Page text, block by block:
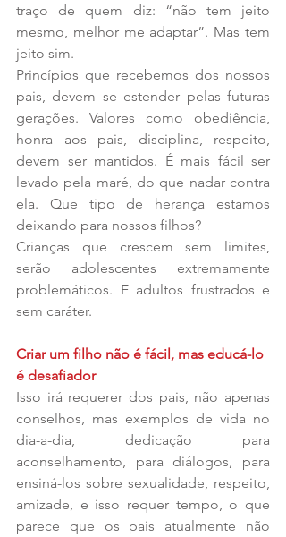
traço de quem diz: “não tem jeito
mesmo, melhor me adaptar”. Mas tem
jeito sim.
Princípios que recebemos dos nossos
pais, devem se estender pelas futuras
gerações. Valores como obediência,
honra aos pais, disciplina, respeito,
devem ser mantidos. É mais fácil ser
levado pela maré, do que nadar contra
ela. Que tipo de herança estamos
deixando para nossos filhos?
Crianças que crescem sem limites,
serão adolescentes extremamente
problemáticos. E adultos frustrados e
sem caráter.
Criar um filho não é fácil, mas educá-lo
é desafiador
Isso irá requerer dos pais, não apenas
conselhos, mas exemplos de vida no
dia-a-dia, dedicação para
aconselhamento, para diálogos, para
ensiná-los sobre sexualidade, respeito,
amizade, e isso requer tempo, o que
parece que os pais atualmente não